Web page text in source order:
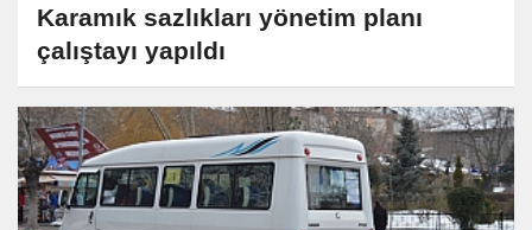
Karamık sazlıkları yönetim planı
çalıştayı yapıldı